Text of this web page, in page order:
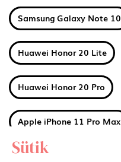
Samsung Galaxy Note 10
Huawei Honor 20 Lite
Huawei Honor 20 Pro
Apple iPhone 11 Pro Max
Huawei Mate 30
Sütik